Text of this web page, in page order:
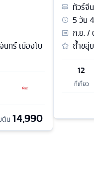
นทร์ เมืองโบ
ต้น 14,990
ทัวร์จีน
5วัน4
ก.ย. /
ถ้ำขลุ่
12
ที่เที่ยว